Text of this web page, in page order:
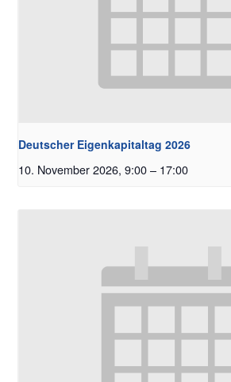
Deutscher Eigenkapitaltag 2026
10. November 2026, 9:00 – 17:00